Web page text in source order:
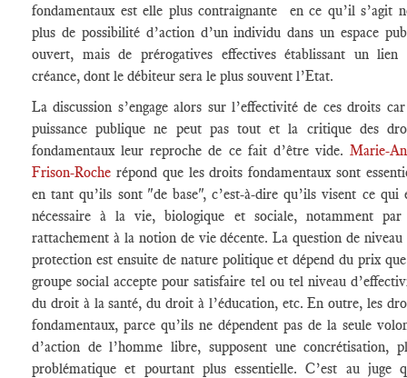
fondamentaux est elle plus contraignante en ce qu’il s’agit
plus de possibilité d’action d’un individu dans un espace
ouvert, mais de prérogatives effectives établissant un lien
créance, dont le débiteur sera le plus souvent l’Etat.
La discussion s’engage alors sur l’effectivité de ces droits
puissance publique ne peut pas tout et la critique des
fondamentaux leur reproche de ce fait d’être vide. Marie-
Frison-Roche répond que les droits fondamentaux sont
en tant qu’ils sont "de base", c’est-à-dire qu’ils visent ce qui
nécessaire à la vie, biologique et sociale, notamment
rattachement à la notion de vie décente. La question de niveau
protection est ensuite de nature politique et dépend du prix
groupe social accepte pour satisfaire tel ou tel niveau
du droit à la santé, du droit à l’éducation, etc. En outre, les
fondamentaux, parce qu’ils ne dépendent pas de la seule
d’action de l’homme libre, supposent une concrétisation,
problématique et pourtant plus essentielle. C’est au juge